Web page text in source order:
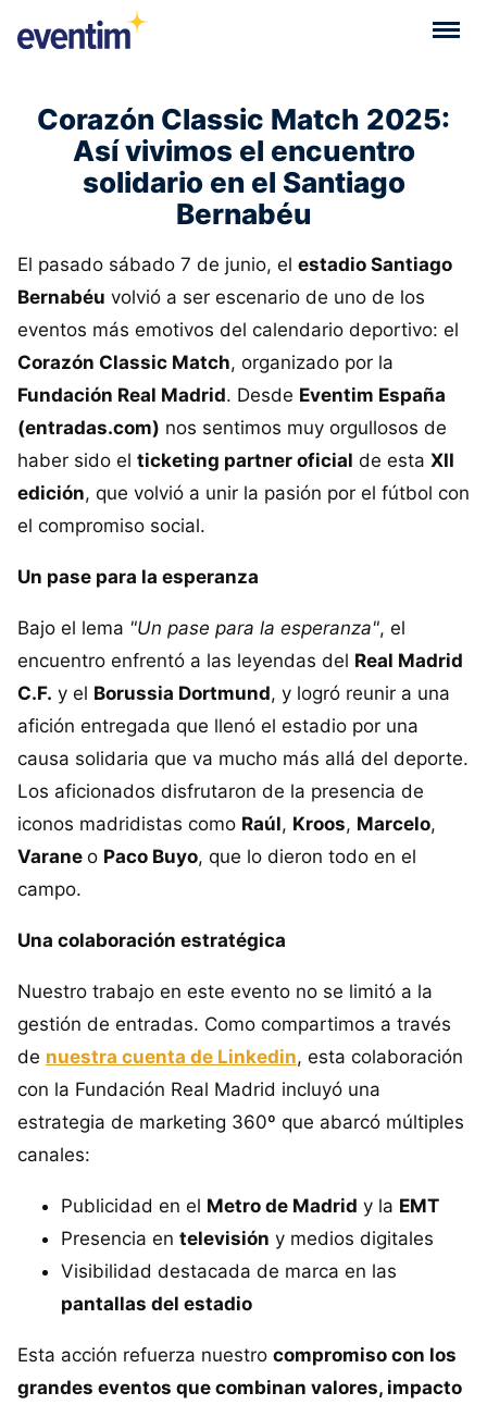
Corazón Classic Match 2025:
Así vivimos el encuentro
solidario en el Santiago
Bernabéu
El pasado sábado 7 de junio, el estadio Santiago
Bernabéu volvió a ser escenario de uno de los
eventos más emotivos del calendario deportivo: el
Corazón Classic Match, organizado por la
Fundación Real Madrid. Desde Eventim España
(entradas.com) nos sentimos muy orgullosos de
haber sido el ticketing partner oficial de esta XII
edición, que volvió a unir la pasión por el fútbol con
el compromiso social.
Un pase para la esperanza
Bajo el lema "Un pase para la esperanza", el
encuentro enfrentó a las leyendas del Real Madrid
C.F. y el Borussia Dortmund, y logró reunir a una
afición entregada que llenó el estadio por una
causa solidaria que va mucho más allá del deporte.
Los aficionados disfrutaron de la presencia de
iconos madridistas como Raúl, Kroos, Marcelo,
Varane o Paco Buyo, que lo dieron todo en el
campo.
Una colaboración estratégica
Nuestro trabajo en este evento no se limitó a la
gestión de entradas. Como compartimos a través
de nuestra cuenta de Linkedin, esta colaboración
con la Fundación Real Madrid incluyó una
estrategia de marketing 360º que abarcó múltiples
canales:
Publicidad en el Metro de Madrid y la EMT
Presencia en televisión y medios digitales
Visibilidad destacada de marca en las
pantallas del estadio
Esta acción refuerza nuestro compromiso con los
grandes eventos que combinan valores, impacto